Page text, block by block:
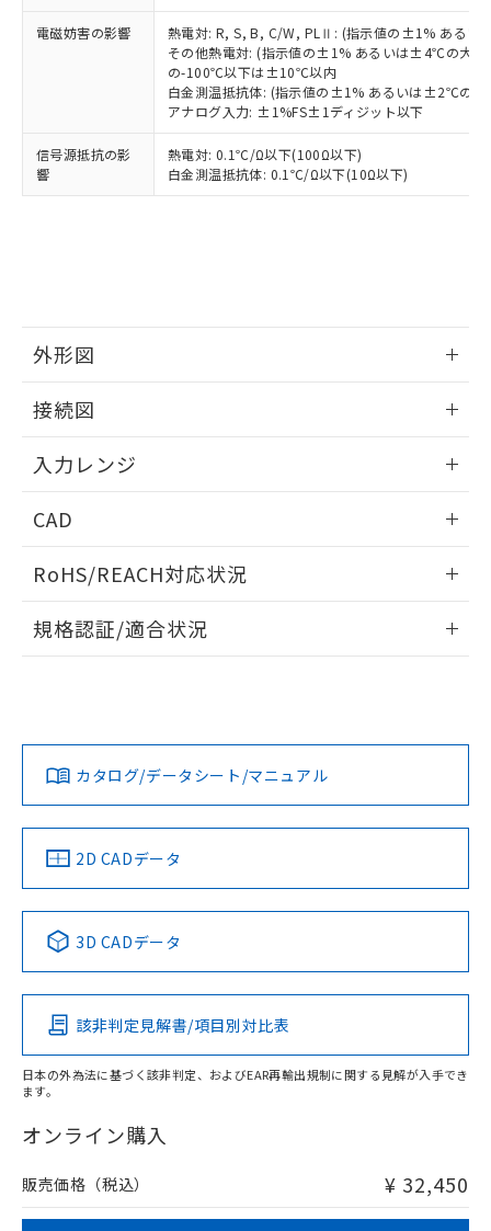
電磁妨害の影響
熱電対: R, S, B, C/W, PLⅡ: (指示値の±1% ある
その他熱電対: (指示値の±1% あるいは±4℃の大き
の-100℃以下は±10℃以内
白金測温抵抗体: (指示値の±1% あるいは±2℃の大
アナログ入力: ±1%FS±1ディジット以下
信号源抵抗の影
響
熱電対: 0.1℃/Ω以下(100Ω以下)
白金測温抵抗体: 0.1℃/Ω以下(10Ω以下)
外形図
接続図
入力レンジ
CAD
ドすることができます。
ログイン/会員登録
ダウンロードデータをご利用いただく前に、以下を必ずお読
みください。
ソフトウェアの使用条件
RoHS/REACH対応状況
EU RoHS 注意事項・凡例
対応済み
中国 RoHS 注意事項・凡例
Pb Hg Cd Cr(VI)
O
在庫等で未対応品が混在する可能性があります。
問い合わせください。
規格認証/適合状況
LR型式承認
（イギリス
船舶規格）
DNV型式承認
（ノルウェー
BV型式承認
（フランス
KR型式
（韓国
Yes No No No
この製品の規格認証/適合状況ページへ
その他の認証はこちらのページからご検索ください
カタログ/データシート/マニュアル
2D CADデータ
3D CADデータ
該非判定見解書/項目別対比表
日本の外為法に基づく該非判定、およびEAR再輸出規制に関する見解が入手でき
ます。
オンライン購入
販売価格（税込） ¥ 32,450